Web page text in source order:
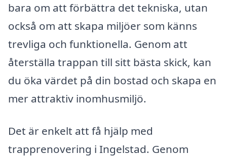
bara om att förbättra det tekniska, utan
också om att skapa miljöer som känns
trevliga och funktionella. Genom att
återställa trappan till sitt bästa skick, kan
du öka värdet på din bostad och skapa en
mer attraktiv inomhusmiljö.
Det är enkelt att få hjälp med
trapprenovering i Ingelstad. Genom